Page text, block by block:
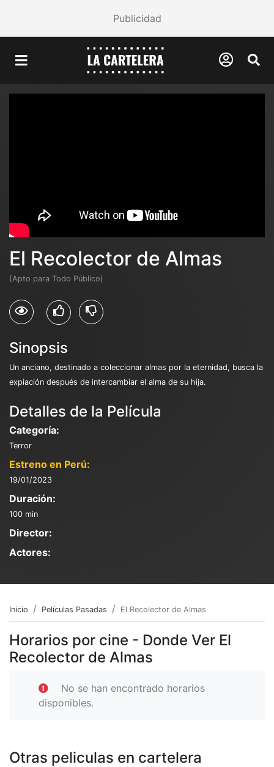
Publicidad
El Recolector de Almas
(Apto para Todo Público)
Sinopsis
Un anciano, destinado a coleccionar almas por la eternidad, busca la
expiación después de intercambiar el alma de su hija.
Detalles de la Película
Categoría:
Terror
Estreno en Perú:
19/01/2023
Duración:
100 min
Director:
Actores:
Inicio Películas Pasadas El Recolector de Almas
Horarios por cine - Donde Ver El
Recolector de Almas
No se han encontrado horarios
disponibles.
Otras peliculas en cartelera